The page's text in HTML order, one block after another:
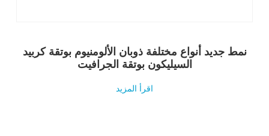
نمط جديد أنواع مختلفة ذوبان الألومنيوم بوتقة كربيد
السيليكون بوتقة الجرافيت
اقرأ المزيد